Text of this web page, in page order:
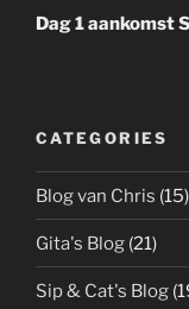
Post
Dag 1 aankomst
CATEGORIES
Blog van Chris (15)
Gita's Blog (21)
Sip & Cat's Blog